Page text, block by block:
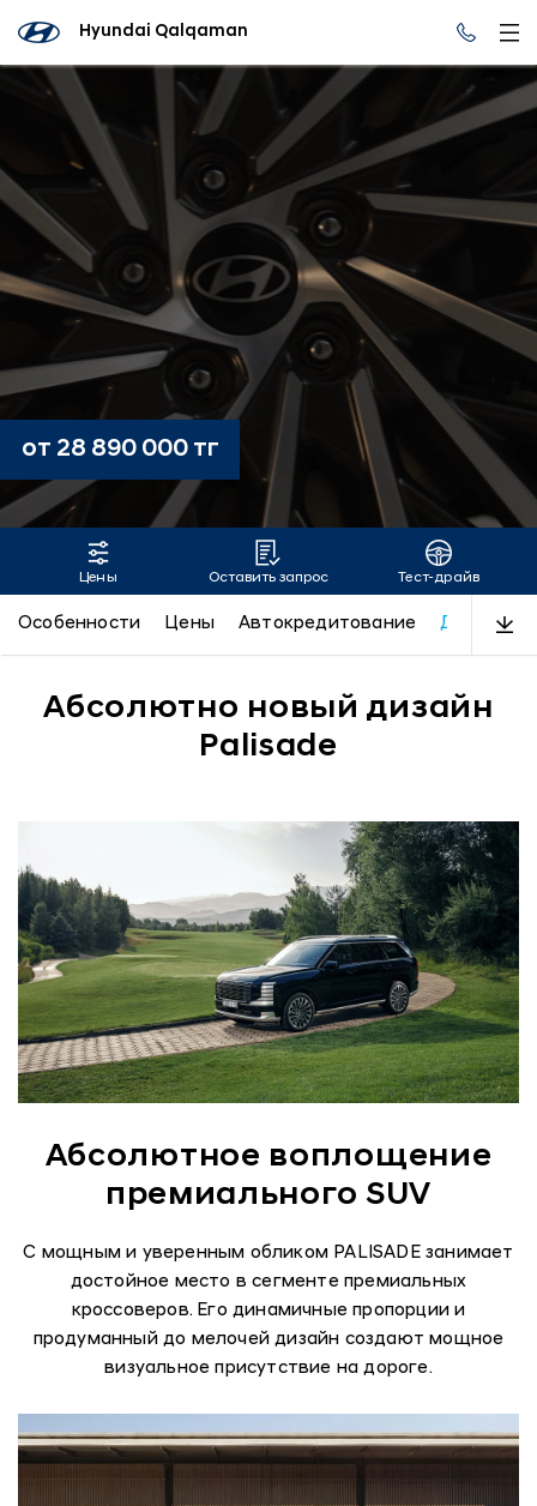
Hyundai Qalqaman
Дизайн нового PALISADE
от 28 890 000 тг
Цены Оставить запрос Тест-драйв
Особенности Цены Автокредитование Дизайн
Абсолютно новый дизайн
Palisade
Абсолютное воплощение
премиального SUV
С мощным и уверенным обликом PALISADE занимает
достойное место в сегменте премиальных
кроссоверов. Его динамичные пропорции и
продуманный до мелочей дизайн создают мощное
визуальное присутствие на дороге.